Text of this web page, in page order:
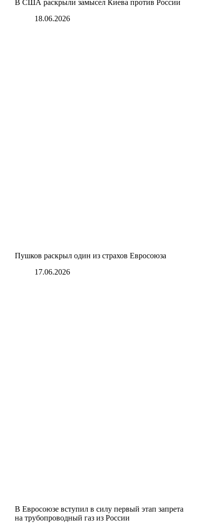
В США раскрыли замысел Киева против России
18.06.2026
Пушков раскрыл один из страхов Евросоюза
17.06.2026
В Евросоюзе вступил в силу первый этап запрета
на трубопроводный газ из России